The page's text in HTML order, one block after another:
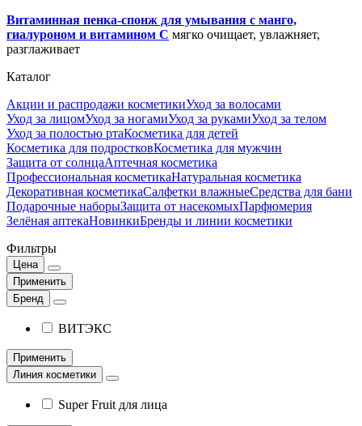
Витаминная пенка-спонж для умывания с манго,
гиалуроном и витамином С мягко очищает, увлажняет,
разглаживает
Каталог
Акции и распродажи косметикиУход за волосами
Уход за лицомУход за ногамиУход за рукамиУход за телом
Уход за полостью ртаКосметика для детей
Косметика для подростковКосметика для мужчин
Защита от солнцаАптечная косметика
Профессиональная косметикаНатуральная косметика
Декоративная косметикаСалфетки влажныеСредства для бани
Подарочные наборыЗащита от насекомыхПарфюмерия
Зелёная аптекаНовинкиБренды и линии косметики
Фильтры
Цена
Применить
Бренд
ВИТЭКС
Применить
Линия косметики
Super Fruit для лица